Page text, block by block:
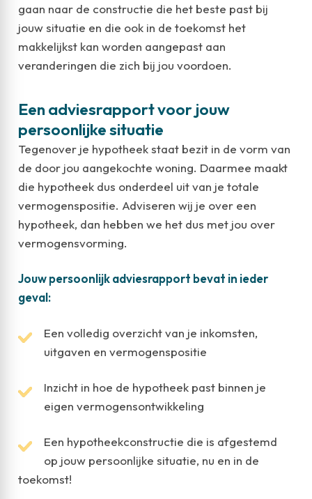
gaan naar de constructie die het beste past bij
jouw situatie en die ook in de toekomst het
makkelijkst kan worden aangepast aan
veranderingen die zich bij jou voordoen.
Een adviesrapport voor jouw
persoonlijke situatie
Tegenover je hypotheek staat bezit in de vorm van
de door jou aangekochte woning. Daarmee maakt
die hypotheek dus onderdeel uit van je totale
vermogenspositie. Adviseren wij je over een
hypotheek, dan hebben we het dus met jou over
vermogensvorming.
Jouw persoonlijk adviesrapport bevat in ieder
geval:
Een volledig overzicht van je inkomsten,
uitgaven en vermogenspositie
Inzicht in hoe de hypotheek past binnen je
eigen vermogensontwikkeling
Een hypotheekconstructie die is afgestemd
op jouw persoonlijke situatie, nu en in de
toekomst!